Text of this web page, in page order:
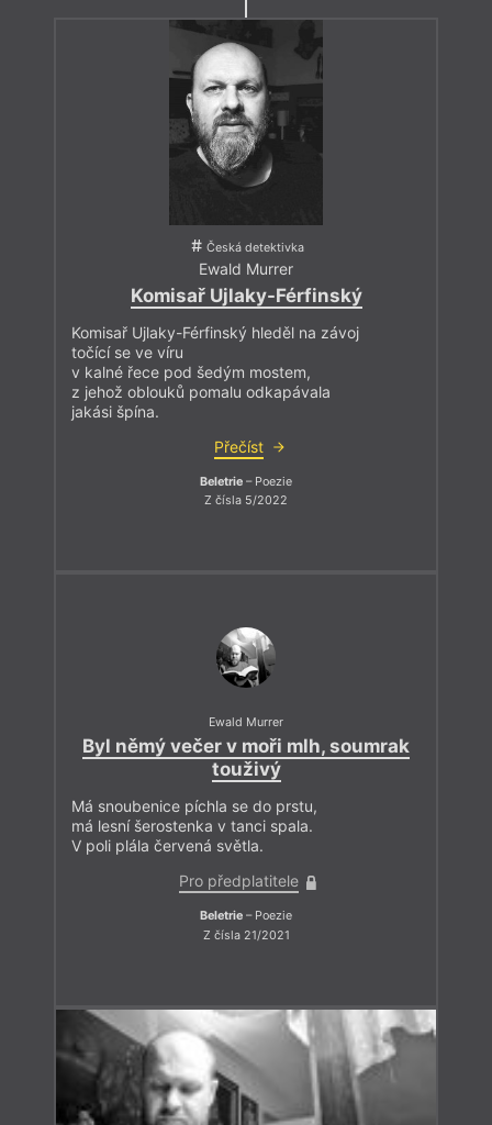
Česká detektivka
Ewald Murrer
Komisař Ujlaky-Férfinský
Komisař Ujlaky-Férfinský hleděl na závoj
točící se ve víru
v kalné řece pod šedým mostem,
z jehož oblouků pomalu odkapávala
jakási špína.
Přečíst
Beletrie – Poezie
Z čísla 5/2022
Ewald Murrer
Byl němý večer v moři mlh, soumrak
touživý
Má snoubenice píchla se do prstu,
má lesní šerostenka v tanci spala.
V poli plála červená světla.
Pro předplatitele
Beletrie – Poezie
Z čísla 21/2021